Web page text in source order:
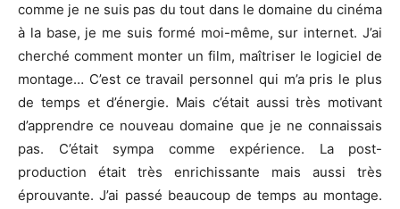
comme je ne suis pas du tout dans le domaine du cinéma
à la base, je me suis formé moi-même, sur internet. J’ai
cherché comment monter un film, maîtriser le logiciel de
montage… C’est ce travail personnel qui m’a pris le plus
de temps et d’énergie. Mais c’était aussi très motivant
d’apprendre ce nouveau domaine que je ne connaissais
pas. C’était sympa comme expérience. La post-
production était très enrichissante mais aussi très
éprouvante. J’ai passé beaucoup de temps au montage.